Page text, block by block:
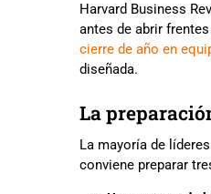
Harvard Business
antes de abrir
cierre de año en
diseñada.
La
La mayoría de
conviene preparar